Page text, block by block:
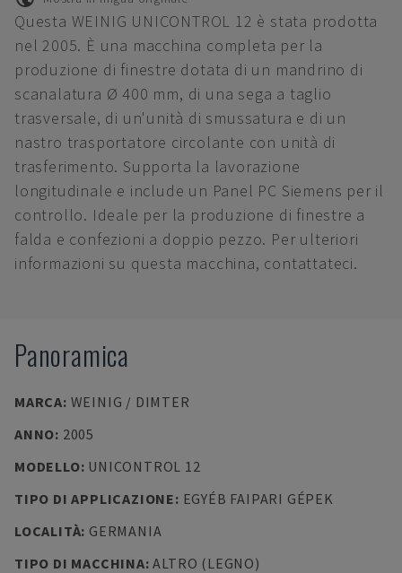
Questa WEINIG UNICONTROL 12 è stata prodotta
nel 2005. È una macchina completa per la
produzione di finestre dotata di un mandrino di
scanalatura Ø 400 mm, di una sega a taglio
trasversale, di un'unità di smussatura e di un
nastro trasportatore circolante con unità di
trasferimento. Supporta la lavorazione
longitudinale e include un Panel PC Siemens per il
controllo. Ideale per la produzione di finestre a
falda e confezioni a doppio pezzo. Per ulteriori
informazioni su questa macchina, contattateci.
Panoramica
MARCA: WEINIG / DIMTER
ANNO: 2005
MODELLO: UNICONTROL 12
TIPO DI APPLICAZIONE: EGYÉB FAIPARI GÉPEK
LOCALITÀ: GERMANIA
TIPO DI MACCHINA:ALTRO (LEGNO)